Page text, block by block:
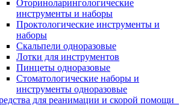
Оториноларингологические
инструменты и наборы
Проктологические инструменты и
наборы
Скальпели одноразовые
Лотки для инструментов
Пинцеты одноразовые
Стоматологические наборы и
инструменты одноразовые
для реанимации и скорой помощи